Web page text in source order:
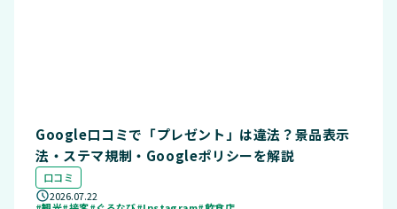
Google口コミで「プレゼント」は違法？景品表示
法・ステマ規制・Googleポリシーを解説
口コミ
2026.07.22